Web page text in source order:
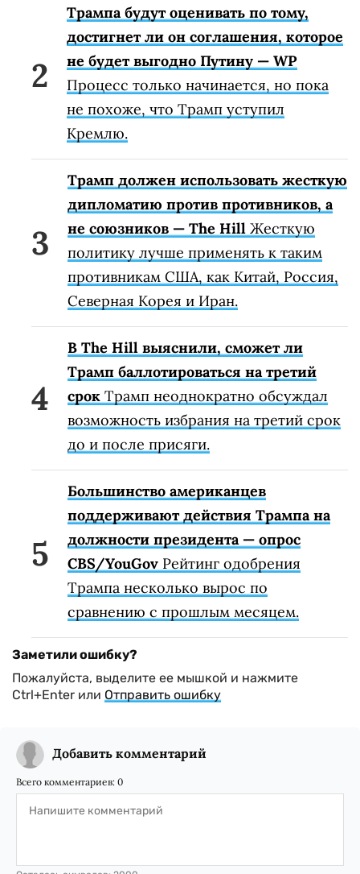
Трампа будут оценивать по тому,
достигнет ли он соглашения, которое
не будет выгодно Путину — WP
Процесс только начинается, но пока
не похоже, что Трамп уступил
Кремлю.
Трамп должен использовать жесткую
дипломатию против противников, а
не союзников — The Hill Жесткую
политику лучше применять к таким
противникам США, как Китай, Россия,
Северная Корея и Иран.
В The Hill выяснили, сможет ли
Трамп баллотироваться на третий
срок Трамп неоднократно обсуждал
возможность избрания на третий срок
до и после присяги.
Большинство американцев
поддерживают действия Трампа на
должности президента — опрос
CBS/YouGov Рейтинг одобрения
Трампа несколько вырос по
сравнению с прошлым месяцем.
Заметили ошибку?
Пожалуйста, выделите ее мышкой и нажмите
Ctrl+Enter или Отправить ошибку
Добавить комментарий
Всего комментариев: 0